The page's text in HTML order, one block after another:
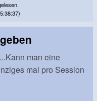
man eine
mal pro Session